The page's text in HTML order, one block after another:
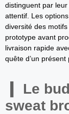
distinguent par
attentif. Les
diversité des
prototype avant
livraison rapide
quête d’un présent
Le
sweat